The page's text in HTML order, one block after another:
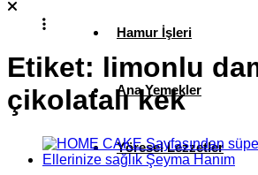
Hamur İşleri
Ana Yemekler
Yöresel Lezzetler
Etiket: limonlu
çikolatalı kek